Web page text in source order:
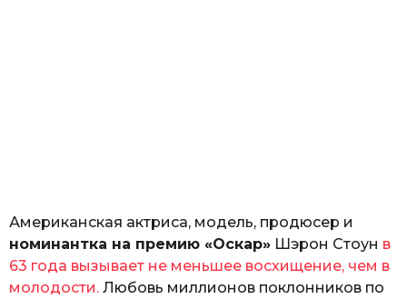
Американская актриса, модель, продюсер и
номинантка на премию «Оскар» Шэрон Стоун в
63 года вызывает не меньшее восхищение, чем в
молодости. Любовь миллионов поклонников по